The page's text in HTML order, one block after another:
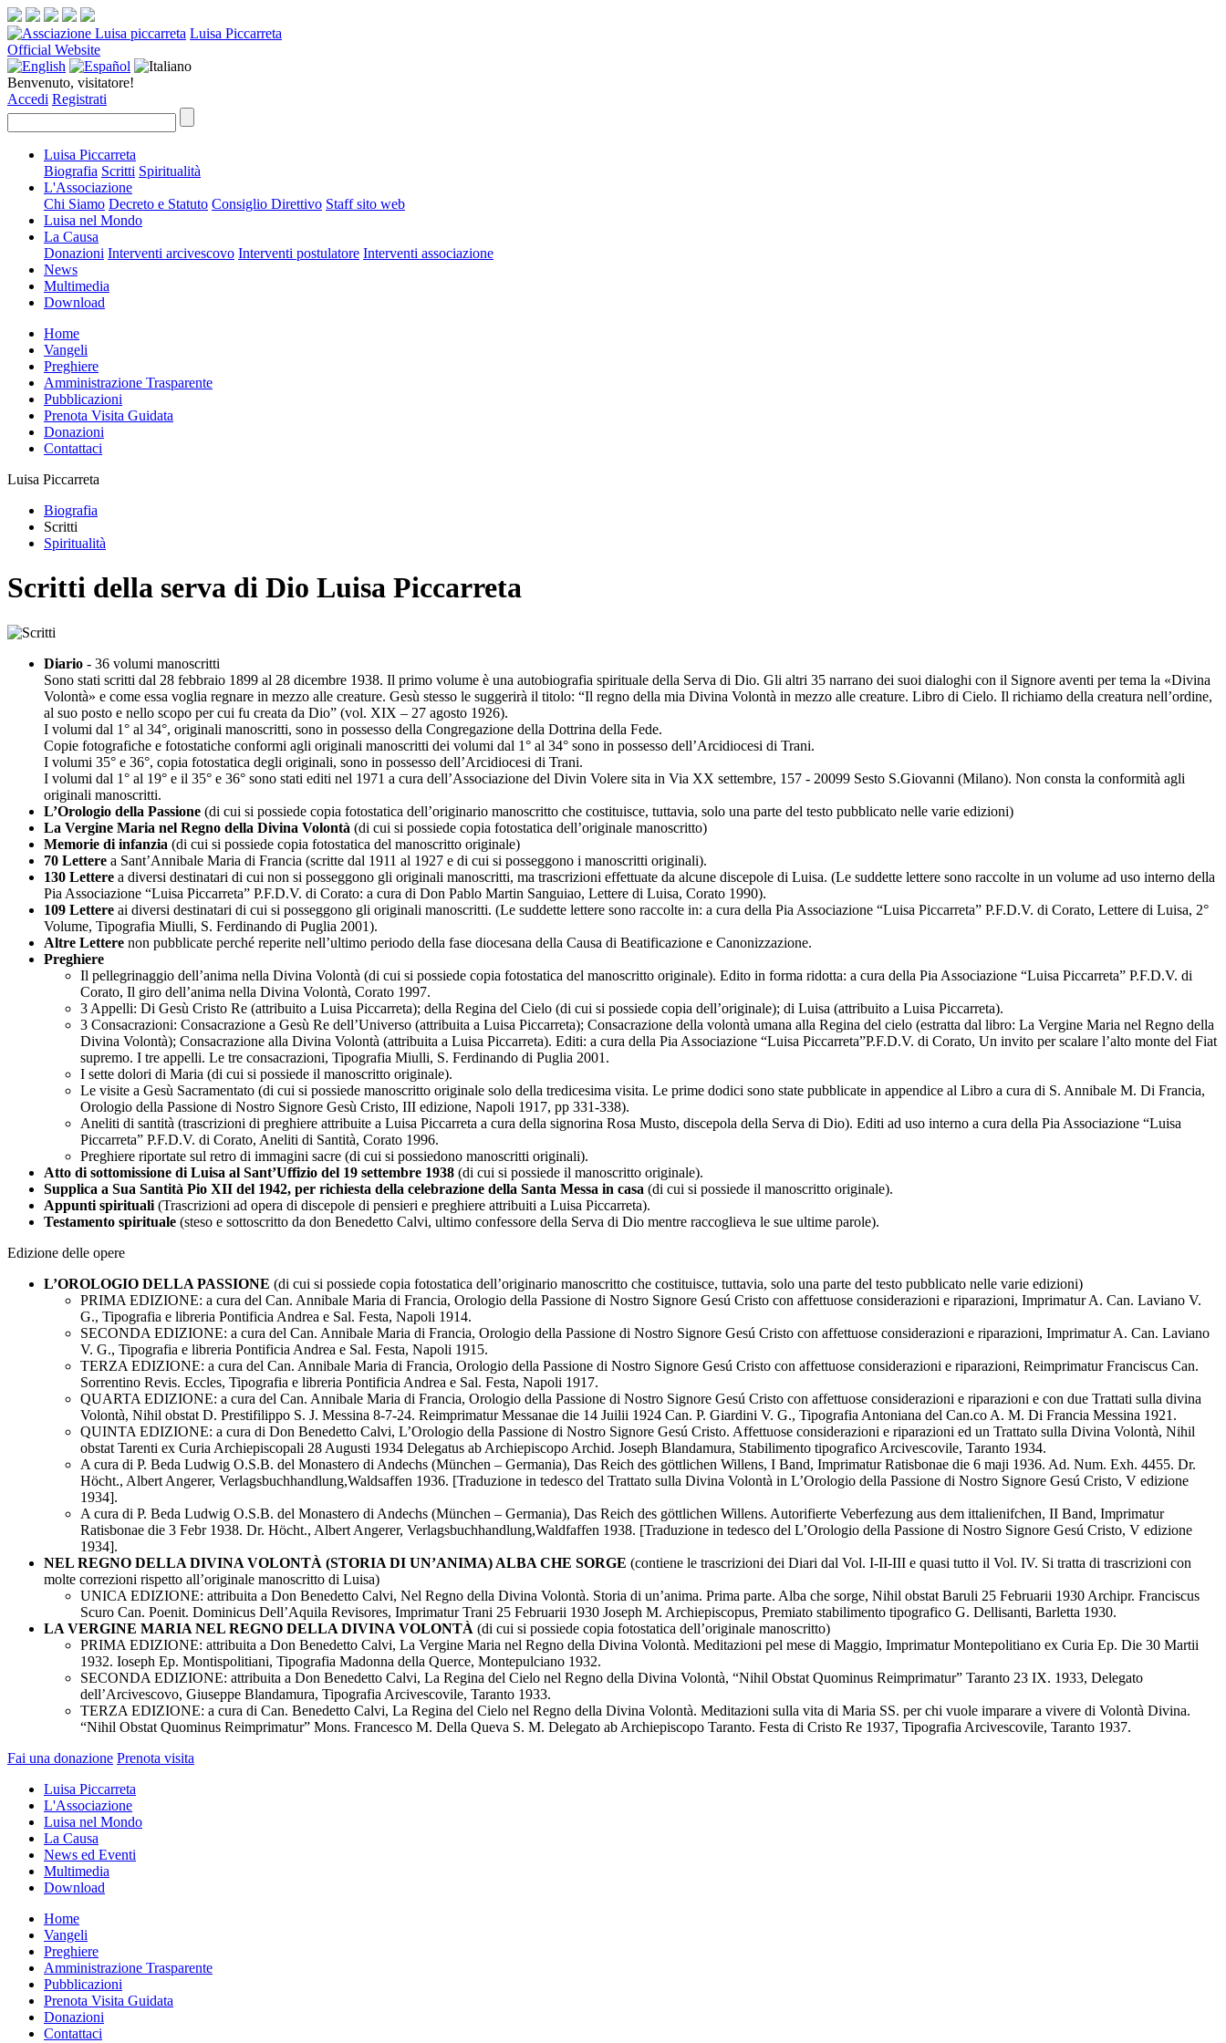
Luisa Piccarreta
Official Website
Benvenuto, visitatore!
Accedi Registrati
Luisa Piccarreta
Biografia Scritti Spiritualità
L'Associazione
Chi Siamo Decreto e Statuto Consiglio Direttivo Staff sito web
Luisa nel Mondo
La Causa
Donazioni Interventi arcivescovo Interventi postulatore Interventi associazione
News
Multimedia
Download
Home
Vangeli
Preghiere
Amministrazione Trasparente
Pubblicazioni
Prenota Visita Guidata
Donazioni
Contattaci
Luisa Piccarreta
Biografia
Scritti
Spiritualità
Scritti della serva di Dio Luisa Piccarreta
Diario - 36 volumi manoscritti
Sono stati scritti dal 28 febbraio 1899 al 28 dicembre 1938. Il primo volume è una autobiografia spirituale della Serva di Dio. Gli altri 35 narrano dei suoi dialoghi con il Signore aventi per tema la «Divina
Volontà» e come essa voglia regnare in mezzo alle creature. Gesù stesso le suggerirà il titolo: “Il regno della mia Divina Volontà in mezzo alle creature. Libro di Cielo. Il richiamo della creatura nell’ordine,
al suo posto e nello scopo per cui fu creata da Dio” (vol. XIX – 27 agosto 1926).
I volumi dal 1° al 34°, originali manoscritti, sono in possesso della Congregazione della Dottrina della Fede.
Copie fotografiche e fotostatiche conformi agli originali manoscritti dei volumi dal 1° al 34° sono in possesso dell’Arcidiocesi di Trani.
I volumi 35° e 36°, copia fotostatica degli originali, sono in possesso dell’Arcidiocesi di Trani.
I volumi dal 1° al 19° e il 35° e 36° sono stati editi nel 1971 a cura dell’Associazione del Divin Volere sita in Via XX settembre, 157 - 20099 Sesto S.Giovanni (Milano). Non consta la conformità agli
originali manoscritti.
L’Orologio della Passione (di cui si possiede copia fotostatica dell’originario manoscritto che costituisce, tuttavia, solo una parte del testo pubblicato nelle varie edizioni)
La Vergine Maria nel Regno della Divina Volontà (di cui si possiede copia fotostatica dell’originale manoscritto)
Memorie di infanzia (di cui si possiede copia fotostatica del manoscritto originale)
70 Lettere a Sant’Annibale Maria di Francia (scritte dal 1911 al 1927 e di cui si posseggono i manoscritti originali).
130 Lettere a diversi destinatari di cui non si posseggono gli originali manoscritti, ma trascrizioni effettuate da alcune discepole di Luisa. (Le suddette lettere sono raccolte in un volume ad uso interno della
Pia Associazione “Luisa Piccarreta” P.F.D.V. di Corato: a cura di Don Pablo Martin Sanguiao, Lettere di Luisa, Corato 1990).
109 Lettere ai diversi destinatari di cui si posseggono gli originali manoscritti. (Le suddette lettere sono raccolte in: a cura della Pia Associazione “Luisa Piccarreta” P.F.D.V. di Corato, Lettere di Luisa, 2°
Volume, Tipografia Miulli, S. Ferdinando di Puglia 2001).
Altre Lettere non pubblicate perché reperite nell’ultimo periodo della fase diocesana della Causa di Beatificazione e Canonizzazione.
Preghiere
Il pellegrinaggio dell’anima nella Divina Volontà (di cui si possiede copia fotostatica del manoscritto originale). Edito in forma ridotta: a cura della Pia Associazione “Luisa Piccarreta” P.F.D.V. di
Corato, Il giro dell’anima nella Divina Volontà, Corato 1997.
3 Appelli: Di Gesù Cristo Re (attribuito a Luisa Piccarreta); della Regina del Cielo (di cui si possiede copia dell’originale); di Luisa (attribuito a Luisa Piccarreta).
3 Consacrazioni: Consacrazione a Gesù Re dell’Universo (attribuita a Luisa Piccarreta); Consacrazione della volontà umana alla Regina del cielo (estratta dal libro: La Vergine Maria nel Regno della
Divina Volontà); Consacrazione alla Divina Volontà (attribuita a Luisa Piccarreta). Editi: a cura della Pia Associazione “Luisa Piccarreta”P.F.D.V. di Corato, Un invito per scalare l’alto monte del Fiat
supremo. I tre appelli. Le tre consacrazioni, Tipografia Miulli, S. Ferdinando di Puglia 2001.
I sette dolori di Maria (di cui si possiede il manoscritto originale).
Le visite a Gesù Sacramentato (di cui si possiede manoscritto originale solo della tredicesima visita. Le prime dodici sono state pubblicate in appendice al Libro a cura di S. Annibale M. Di Francia,
Orologio della Passione di Nostro Signore Gesù Cristo, III edizione, Napoli 1917, pp 331-338).
Aneliti di santità (trascrizioni di preghiere attribuite a Luisa Piccarreta a cura della signorina Rosa Musto, discepola della Serva di Dio). Editi ad uso interno a cura della Pia Associazione “Luisa
Piccarreta” P.F.D.V. di Corato, Aneliti di Santità, Corato 1996.
Preghiere riportate sul retro di immagini sacre (di cui si possiedono manoscritti originali).
Atto di sottomissione di Luisa al Sant’Uffizio del 19 settembre 1938 (di cui si possiede il manoscritto originale).
Supplica a Sua Santità Pio XII del 1942, per richiesta della celebrazione della Santa Messa in casa (di cui si possiede il manoscritto originale).
Appunti spirituali (Trascrizioni ad opera di discepole di pensieri e preghiere attribuiti a Luisa Piccarreta).
Testamento spirituale (steso e sottoscritto da don Benedetto Calvi, ultimo confessore della Serva di Dio mentre raccoglieva le sue ultime parole).
Edizione delle opere
L’OROLOGIO DELLA PASSIONE (di cui si possiede copia fotostatica dell’originario manoscritto che costituisce, tuttavia, solo una parte del testo pubblicato nelle varie edizioni)
PRIMA EDIZIONE: a cura del Can. Annibale Maria di Francia, Orologio della Passione di Nostro Signore Gesú Cristo con affettuose considerazioni e riparazioni, Imprimatur A. Can. Laviano V.
G., Tipografia e libreria Pontificia Andrea e Sal. Festa, Napoli 1914.
SECONDA EDIZIONE: a cura del Can. Annibale Maria di Francia, Orologio della Passione di Nostro Signore Gesú Cristo con affettuose considerazioni e riparazioni, Imprimatur A. Can. Laviano
V. G., Tipografia e libreria Pontificia Andrea e Sal. Festa, Napoli 1915.
TERZA EDIZIONE: a cura del Can. Annibale Maria di Francia, Orologio della Passione di Nostro Signore Gesú Cristo con affettuose considerazioni e riparazioni, Reimprimatur Franciscus Can.
Sorrentino Revis. Eccles, Tipografia e libreria Pontificia Andrea e Sal. Festa, Napoli 1917.
QUARTA EDIZIONE: a cura del Can. Annibale Maria di Francia, Orologio della Passione di Nostro Signore Gesú Cristo con affettuose considerazioni e riparazioni e con due Trattati sulla divina
Volontà, Nihil obstat D. Prestifilippo S. J. Messina 8-7-24. Reimprimatur Messanae die 14 Juilii 1924 Can. P. Giardini V. G., Tipografia Antoniana del Can.co A. M. Di Francia Messina 1921.
QUINTA EDIZIONE: a cura di Don Benedetto Calvi, L’Orologio della Passione di Nostro Signore Gesú Cristo. Affettuose considerazioni e riparazioni ed un Trattato sulla Divina Volontà, Nihil
obstat Tarenti ex Curia Archiepiscopali 28 Augusti 1934 Delegatus ab Archiepiscopo Archid. Joseph Blandamura, Stabilimento tipografico Arcivescovile, Taranto 1934.
A cura di P. Beda Ludwig O.S.B. del Monastero di Andechs (München – Germania), Das Reich des göttlichen Willens, I Band, Imprimatur Ratisbonae die 6 maji 1936. Ad. Num. Exh. 4455. Dr.
Höcht., Albert Angerer, Verlagsbuchhandlung,Waldsaffen 1936. [Traduzione in tedesco del Trattato sulla Divina Volontà in L’Orologio della Passione di Nostro Signore Gesú Cristo, V edizione
1934].
A cura di P. Beda Ludwig O.S.B. del Monastero di Andechs (München – Germania), Das Reich des göttlichen Willens. Autorifierte Veberfezung aus dem ittalienifchen, II Band, Imprimatur
Ratisbonae die 3 Febr 1938. Dr. Höcht., Albert Angerer, Verlagsbuchhandlung,Waldfaffen 1938. [Traduzione in tedesco del L’Orologio della Passione di Nostro Signore Gesú Cristo, V edizione
1934].
NEL REGNO DELLA DIVINA VOLONTÀ (STORIA DI UN’ANIMA) ALBA CHE SORGE (contiene le trascrizioni dei Diari dal Vol. I-II-III e quasi tutto il Vol. IV. Si tratta di trascrizioni con
molte correzioni rispetto all’originale manoscritto di Luisa)
UNICA EDIZIONE: attribuita a Don Benedetto Calvi, Nel Regno della Divina Volontà. Storia di un’anima. Prima parte. Alba che sorge, Nihil obstat Baruli 25 Februarii 1930 Archipr. Franciscus
Scuro Can. Poenit. Dominicus Dell’Aquila Revisores, Imprimatur Trani 25 Februarii 1930 Joseph M. Archiepiscopus, Premiato stabilimento tipografico G. Dellisanti, Barletta 1930.
LA VERGINE MARIA NEL REGNO DELLA DIVINA VOLONTÀ (di cui si possiede copia fotostatica dell’originale manoscritto)
PRIMA EDIZIONE: attribuita a Don Benedetto Calvi, La Vergine Maria nel Regno della Divina Volontà. Meditazioni pel mese di Maggio, Imprimatur Montepolitiano ex Curia Ep. Die 30 Martii
1932. Ioseph Ep. Montispolitiani, Tipografia Madonna della Querce, Montepulciano 1932.
SECONDA EDIZIONE: attribuita a Don Benedetto Calvi, La Regina del Cielo nel Regno della Divina Volontà, “Nihil Obstat Quominus Reimprimatur” Taranto 23 IX. 1933, Delegato
dell’Arcivescovo, Giuseppe Blandamura, Tipografia Arcivescovile, Taranto 1933.
TERZA EDIZIONE: a cura di Can. Benedetto Calvi, La Regina del Cielo nel Regno della Divina Volontà. Meditazioni sulla vita di Maria SS. per chi vuole imparare a vivere di Volontà Divina.
“Nihil Obstat Quominus Reimprimatur” Mons. Francesco M. Della Queva S. M. Delegato ab Archiepiscopo Taranto. Festa di Cristo Re 1937, Tipografia Arcivescovile, Taranto 1937.
Fai una donazione Prenota visita
Luisa Piccarreta
L'Associazione
Luisa nel Mondo
La Causa
News ed Eventi
Multimedia
Download
Home
Vangeli
Preghiere
Amministrazione Trasparente
Pubblicazioni
Prenota Visita Guidata
Donazioni
Contattaci